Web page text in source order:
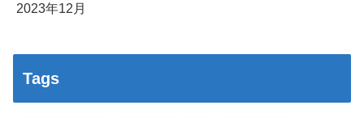
2023年12月
Tags